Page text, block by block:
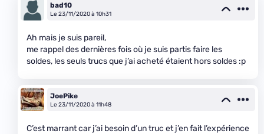
bad10
Le 23/11/2020 à 10h31
Ah mais je suis pareil,
me rappel des dernières fois où je suis partis faire les
soldes, les seuls trucs que j’ai acheté étaient hors soldes :p
JoePike
Le 23/11/2020 à 11h48
C’est marrant car j’ai besoin d’un truc et j’en fait l’expérience